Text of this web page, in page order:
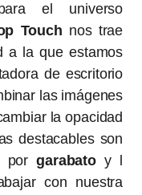
el universo
Touch nos trae
a la que estamos
de escritorio
las imágenes
la opacidad
destacables son
porgarabatoy l
con nuestra